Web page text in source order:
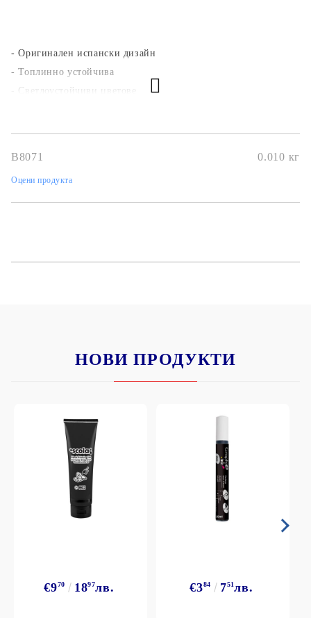
- Оригинален испански дизайн
- Топлинно устойчива
- Светлоустойчиви цветове
B8071 0.010 кг
Оцени продукта
НОВИ ПРОДУКТИ
€970 1897лв. €384 751лв.